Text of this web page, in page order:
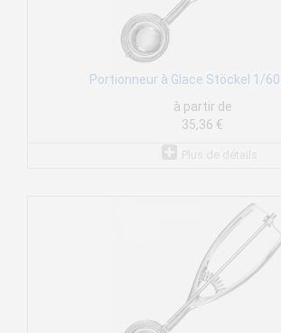
Portionneur à Glace Stöckel 1/60
à partir de
35,36 €